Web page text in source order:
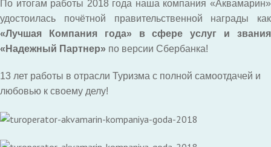
По итогам работы 2018 года наша компания «Аквамарин»
удостоилась почётной правительственной награды как
«Лучшая Компания года» в сфере услуг и звания
«Надежный Партнер» по версии Сбербанка!
13 лет работы в отрасли Туризма с полной самоотдачей и
любовью к своему делу!